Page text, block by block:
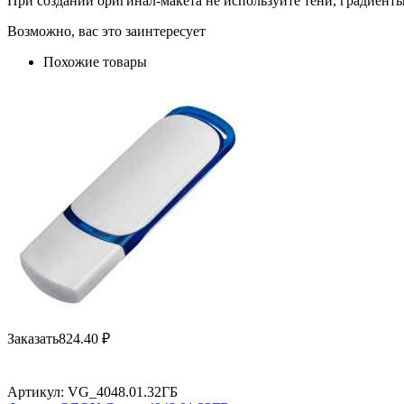
Возможно, вас это заинтересует
Похожие товары
Заказать824.40 ₽
Артикул: VG_4048.01.32ГБ